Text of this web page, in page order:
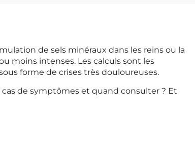
de sels minéraux dans les reins ou la
moins intenses. Les calculs sont les
forme de crises très douloureuses.
de symptômes et quand consulter ? Et